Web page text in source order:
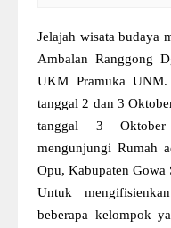
Jelajah wisata budaya
Ambalan Ranggong
UKM Pramuka
tanggal 2 dan 3
tanggal 3 Oktober
mengunjungi Rumah
Opu, Kabupaten Gowa
Untuk
beberapa kelompok